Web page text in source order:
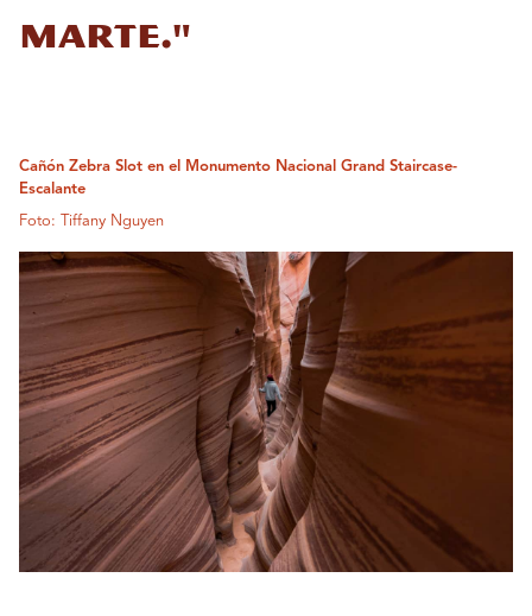
Marte."
Cañón Zebra Slot en el Monumento Nacional Grand Staircase-
Escalante
Foto: Tiffany Nguyen